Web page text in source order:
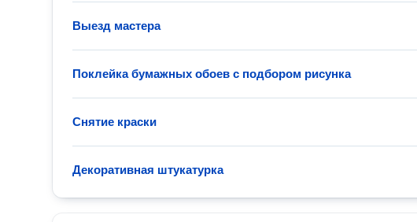
Выезд мастера
Поклейка бумажных обоев с подбором рисунка
Снятие краски
Декоративная штукатурка